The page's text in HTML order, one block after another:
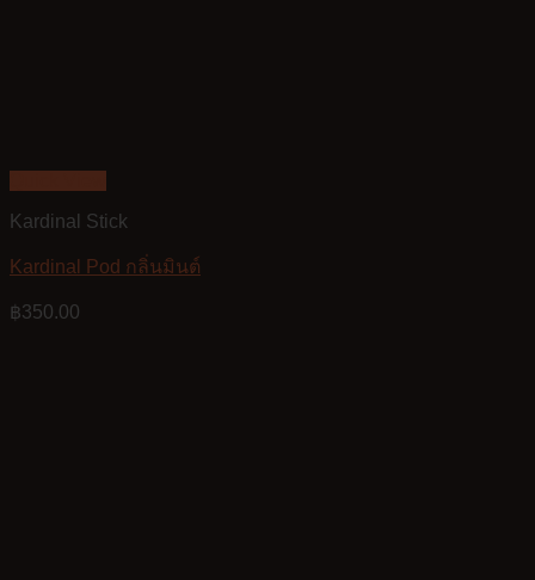
Kardinal Stick
Kardinal Pod กลิ่นมินต์
฿350.00